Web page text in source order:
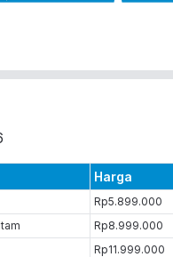
Harga
Rp5.899.000
Rp8.999.000
Rp11.999.000